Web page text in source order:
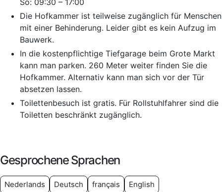
So: 09:30 – 17:00
Die Hofkammer ist teilweise zugänglich für Menschen
mit einer Behinderung. Leider gibt es kein Aufzug im
Bauwerk.
In die kostenpflichtige Tiefgarage beim Grote Markt
kann man parken. 260 Meter weiter finden Sie die
Hofkammer. Alternativ kann man sich vor der Tür
absetzen lassen.
Toilettenbesuch ist gratis. Für Rollstuhlfahrer sind die
Toiletten beschränkt zugänglich.
Gesprochene Sprachen
Nederlands Deutsch français English